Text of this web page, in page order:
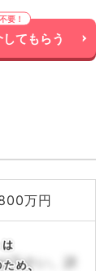
てもらう
万円
下さい。詳